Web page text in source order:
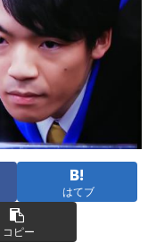
はてブ
コピー